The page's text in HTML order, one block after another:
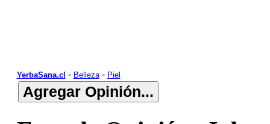
YerbaSana.cl - Belleza- Piel